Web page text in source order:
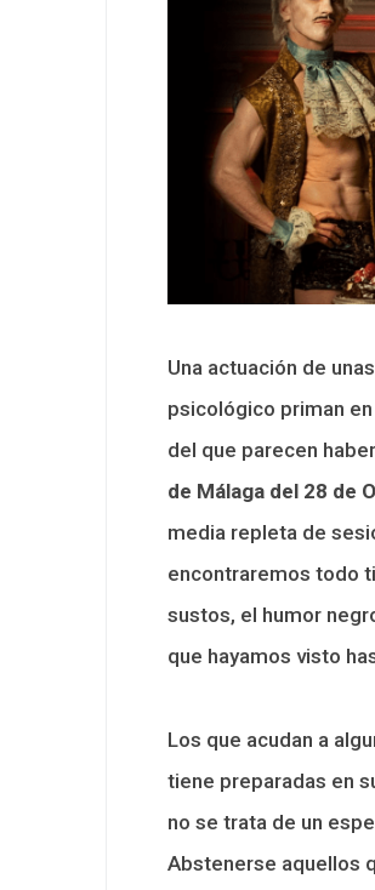
Una actuación de
psicológico priman
del que parecen
de Málaga del 28 de
media repleta de
encontraremos todo
sustos, el humor
que hayamos visto
Los que acudan a
tiene preparadas en
no se trata de un
Abstenerse aquellos